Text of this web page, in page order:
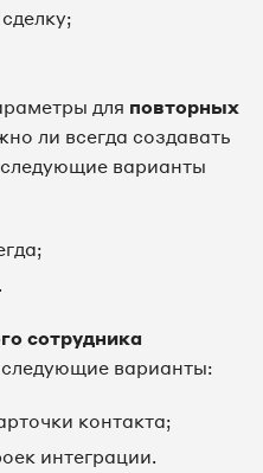
для повторных
ли всегда создавать
следующие варианты
сотрудника
варианты:
контакта;
интеграции.